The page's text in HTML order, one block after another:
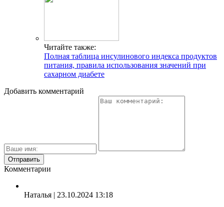
Читайте также:
Полная таблица инсулинового индекса продуктов
питания, правила использования значений при
сахарном диабете
Добавить комментарий
Комментарии
Наталья | 23.10.2024 13:18